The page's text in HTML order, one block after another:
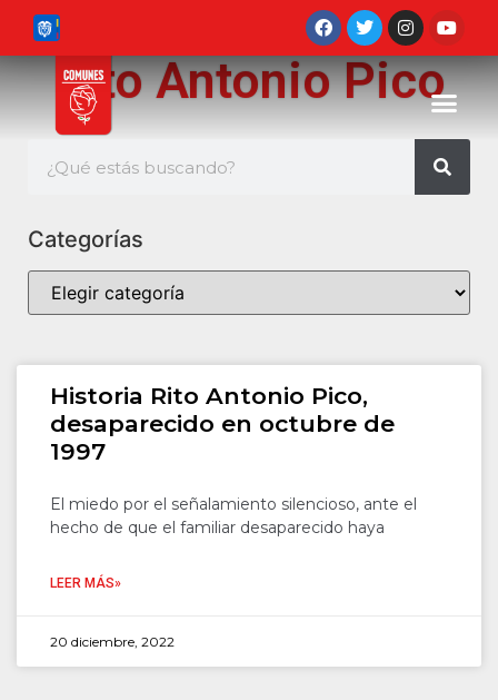
Rito Antonio Pico
Categorías
Historia Rito Antonio Pico,
desaparecido en octubre de
1997
El miedo por el señalamiento silencioso, ante el
hecho de que el familiar desaparecido haya
LEER MÁS»
20 diciembre, 2022